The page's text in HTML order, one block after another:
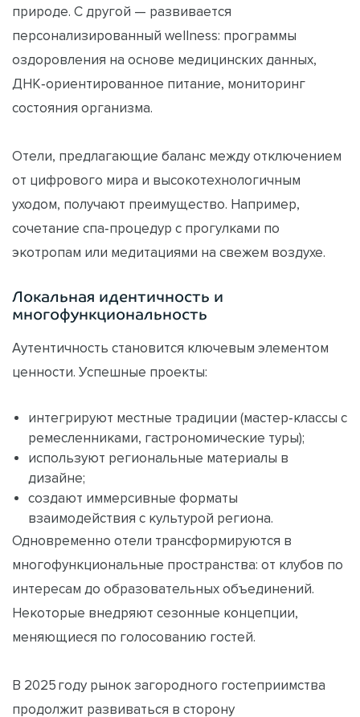
природе. С другой — развивается
персонализированный wellness: программы
оздоровления на основе медицинских данных,
ДНК‑ориентированное питание, мониторинг
состояния организма.
Отели, предлагающие баланс между отключением
от цифрового мира и высокотехнологичным
уходом, получают преимущество. Например,
сочетание спа‑процедур с прогулками по
экотропам или медитациями на свежем воздухе.
Локальная идентичность и
многофункциональность
Аутентичность становится ключевым элементом
ценности. Успешные проекты:
интегрируют местные традиции (мастер‑классы с
ремесленниками, гастрономические туры);
используют региональные материалы в
дизайне;
создают иммерсивные форматы
взаимодействия с культурой региона.
Одновременно отели трансформируются в
многофункциональные пространства: от клубов по
интересам до образовательных объединений.
Некоторые внедряют сезонные концепции,
меняющиеся по голосованию гостей.
В 2025 году рынок загородного гостеприимства
продолжит развиваться в сторону